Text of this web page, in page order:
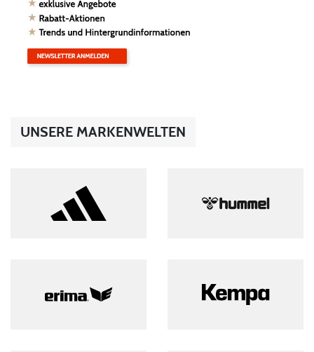
UNSERE MARKENWELTEN